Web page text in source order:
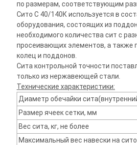
по размерам, соответствующим
Сито С 40/140К используется в
оборудования, состоящих из
необходимого количества сит с
просеивающих элементов, а также
колец и поддонов.
Сита контрольной точности
только из нержавеющей стали.
Технические характеристики:
Диаметр обечайки
Размер ячеек сетки, мм
Вес сита, кг, не более
Максимальный вес навески на сито